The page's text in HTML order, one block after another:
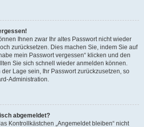
Ihnen zwar Ihr altes Passwort nicht wieder
zurücksetzen. Dies machen Sie, indem Sie auf
mein Passwort vergessen“ klicken und den
Sie sich schnell wieder anmelden können.
Lage sein, Ihr Passwort zurückzusetzen, so
Administration.
abgemeldet?
Kontrollkästchen „Angemeldet bleiben“ nicht